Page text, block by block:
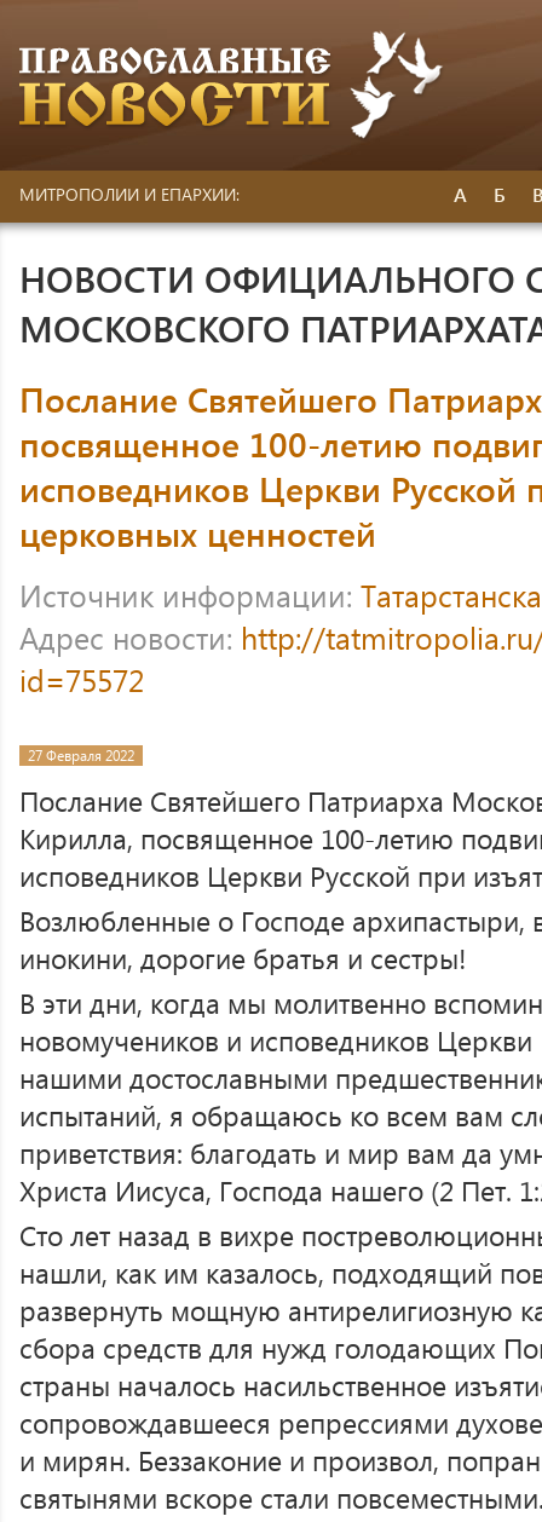
МИТРОПОЛИИ И ЕПАРХИИ: А Б
НОВОСТИ ОФИЦИАЛЬНОГО
МОСКОВСКОГО
Послание Святейшего
посвященное 100-летию
исповедников Церкви Русской
церковных ценностей
Источник информации:
Адрес новости: http://
id=75572
27 Февраля 2022
Послание Святейшего Патриарха
Кирилла, посвященное 100-летию
исповедников Церкви Русской при
Возлюбленные о Господе архипастыри,
инокини, дорогие братья и сестры!
В эти дни, когда мы молитвенно
новомучеников и исповедников Церкви
нашими достославными
испытаний, я обращаюсь ко всем вам
приветствия: благодать и мир вам да
Христа Иисуса, Господа нашего (2 Пет.
Сто лет назад в вихре
нашли, как им казалось, подходящий
развернуть мощную антирелигиозную
сбора средств для нужд голодающих
страны началось насильственное
сопровождавшееся репрессиями
и мирян. Беззаконие и произвол,
святынями вскоре стали